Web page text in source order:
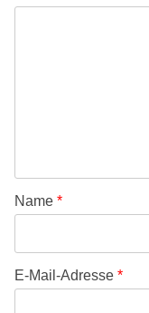
Name *
E-Mail-Adresse *